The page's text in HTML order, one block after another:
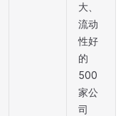
大、
流动
性好
的
500
家公
司